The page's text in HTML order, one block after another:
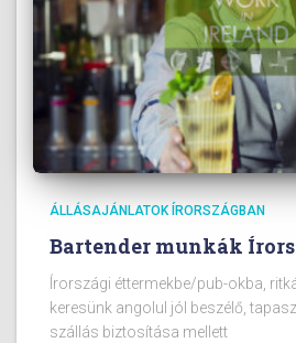
ÁLLÁSAJÁNLATOK ÍRORSZÁGBAN
Bartender munkák
Írországi éttermekbe/pub-okba,
keresünk angolul jól beszélő,
szállás biztosítása mellett